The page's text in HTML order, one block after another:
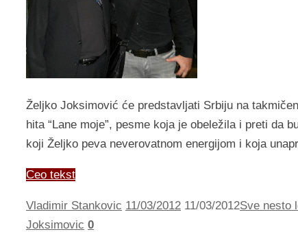
Željko Joksimović će predstavljati Srbiju na
hita “Lane moje”, pesme koja je obeležila i preti da
koji Željko peva neverovatnom energijom i koja
Ceo tekst
Vladimir Stankovic 11/03/2012 11/03/2012Sve nesto
Joksimovic 0